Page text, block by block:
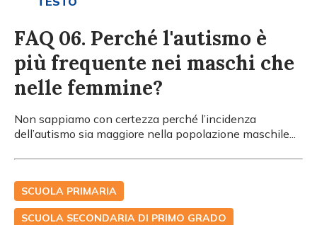
FAQ 06. Perché l'autismo è
più frequente nei maschi che
nelle femmine?
Non sappiamo con certezza perché l’incidenza
dell’autismo sia maggiore nella popolazione maschile...
SCUOLA PRIMARIA
SCUOLA SECONDARIA DI PRIMO GRADO